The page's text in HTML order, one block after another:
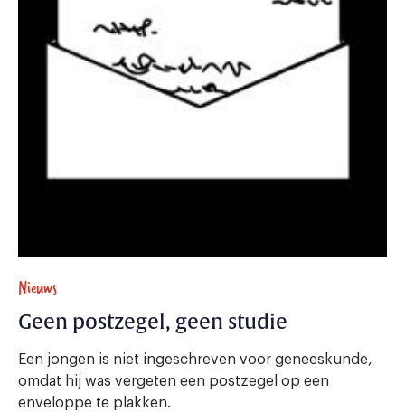
Nieuws
Geen postzegel, geen studie
Een jongen is niet ingeschreven voor geneeskunde,
omdat hij was vergeten een postzegel op een
enveloppe te plakken.